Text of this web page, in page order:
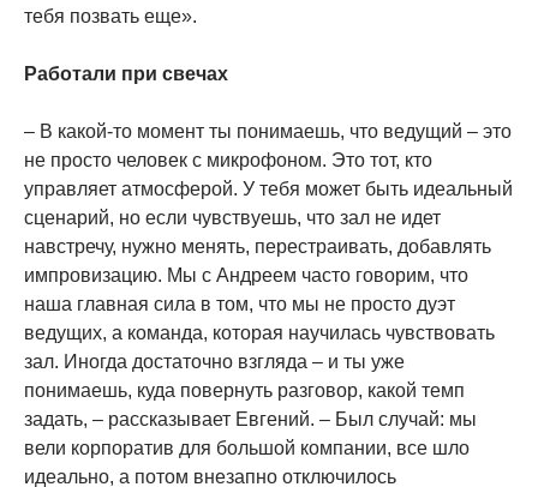
тебя позвать еще».
Работали при свечах
– В какой-то момент ты понимаешь, что ведущий – это
не просто человек с микрофоном. Это тот, кто
управляет атмосферой. У тебя может быть идеальный
сценарий, но если чувствуешь, что зал не идет
навстречу, нужно менять, перестраивать, добавлять
импровизацию. Мы с Андреем часто говорим, что
наша главная сила в том, что мы не просто дуэт
ведущих, а команда, которая научилась чувствовать
зал. Иногда достаточно взгляда – и ты уже
понимаешь, куда повернуть разговор, какой темп
задать, – рассказывает Евгений. – Был случай: мы
вели корпоратив для большой компании, все шло
идеально, а потом внезапно отключилось